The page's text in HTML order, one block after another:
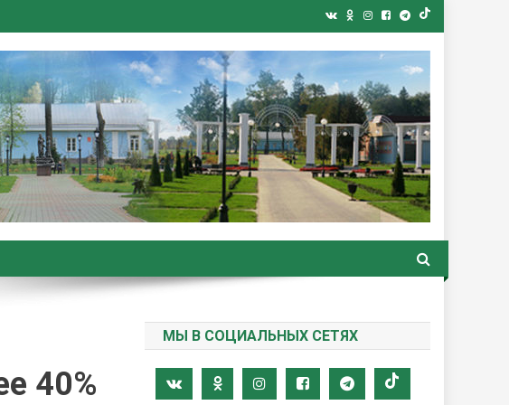
газета
40%
МЫ В СОЦИАЛЬНЫХ СЕТЯХ